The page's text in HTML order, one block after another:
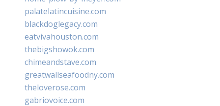
palatelatincuisine.com
blackdoglegacy.com
eatvivahouston.com
thebigshowok.com
chimeandstave.com
greatwallseafoodny.com
theloverose.com
gabriovoice.com